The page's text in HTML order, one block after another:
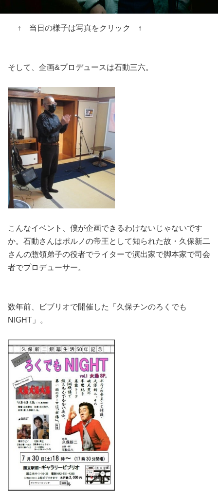
↑ 当日の様子は写真をクリック ↑
そして、企画&プロデュースは石動三六。
こんなイベント、僕が企画できるわけないじゃないです
か。石動さんはポルノの帝王として知られた故・久保新二
さんの惣領弟子の役者でライターで演出家で脚本家で司会
者でプロデューサー。
数年前、ビブリオで開催した「久保チンのろくでも
NIGHT」。